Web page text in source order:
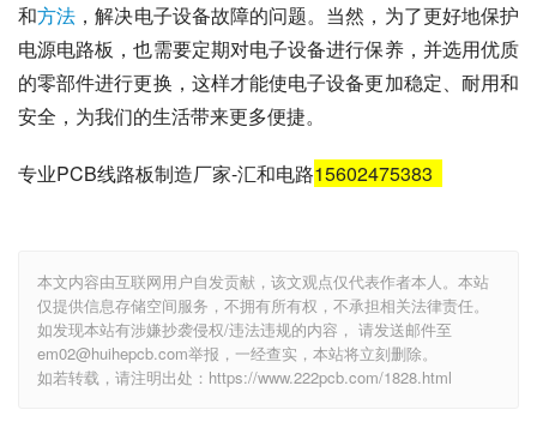
和方法 ，解决电子设备故障的问题。当然，为了更好地保护
电源电路板，也需要定期对电子设备进行保养，并选用优质
的零部件进行更换，这样才能使电子设备更加稳定、耐用和
安全，为我们的生活带来更多便捷。
专业PCB线路板制造厂家-汇和电路15602475383
本文内容由互联网用户自发贡献，该文观点仅代表作者本人。本站
仅提供信息存储空间服务，不拥有所有权，不承担相关法律责任。
如发现本站有涉嫌抄袭侵权/违法违规的内容， 请发送邮件至
em02@huihepcb.com举报，一经查实，本站将立刻删除。
如若转载，请注明出处：https://www.222pcb.com/1828.html